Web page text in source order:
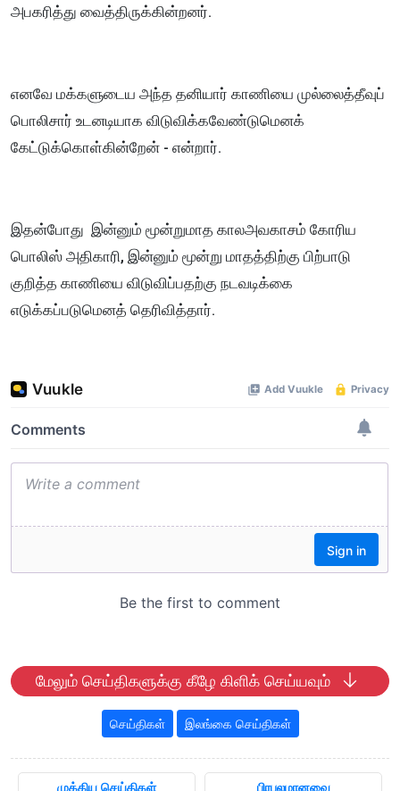
அபகரித்து வைத்திருக்கின்றனர்.
எனவே மக்களுடைய அந்த தனியார் காணியை முல்லைத்தீவுப்
பொலிசார் உடனடியாக விடுவிக்கவேண்டுமெனக்
கேட்டுக்கொள்கின்றேன் - என்றார்.
இதன்போது இன்னும் மூன்றுமாத காலஅவகாசம் கோரிய
பொலிஸ் அதிகாரி, இன்னும் மூன்று மாதத்திற்கு பிற்பாடு
குறித்த காணியை விடுவிப்பதற்கு நடவடிக்கை
எடுக்கப்படுமெனத் தெரிவித்தார்.
மேலும் செய்திகளுக்கு கீழே கிளிக் செய்யவும்
செய்திகள் இலங்கை செய்திகள்
முக்கிய செய்திகள் பிரபலமானவை